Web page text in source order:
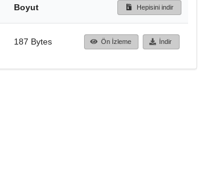
Boyut Hepisini indir
187 Bytes Ön İzleme İndir